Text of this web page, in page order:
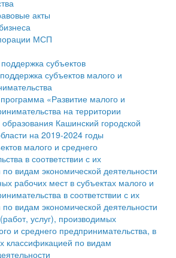
и АПК
Тверской области
муниципального округа
территориями
граждан
регламентов
комплаенс
ранее учтенных
субъектов малого и
субъектов малого и
акты
МСП
субъектов
субъектов малого и
«Развитие малого и
на территории
Кашинский городской
на 2019-2024 годы
малого и среднего
в соответствии с их
видам экономической деятельности
рабочих мест в субъектах малого и
в соответствии с их
видам экономической деятельности
услуг), производимых
и среднего предпринимательства, в
классификацией по видам